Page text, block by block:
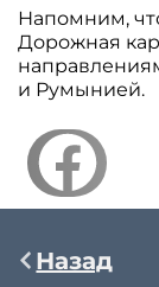
Напомним,
Дорожная
и Румынией.
Назад